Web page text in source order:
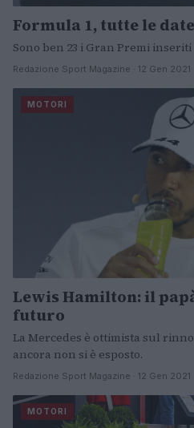
Formula 1, tutte le
Sono ben 23 i Gran Premi
Redazione Sport Magazine · 12 Gen 2021
MOTORI
Lewis Hamilton: il
futuro
La Mercedes è ottimista sul
ancora non si è esposto.
Redazione Sport Magazine · 12 Gen 2021
MOTORI